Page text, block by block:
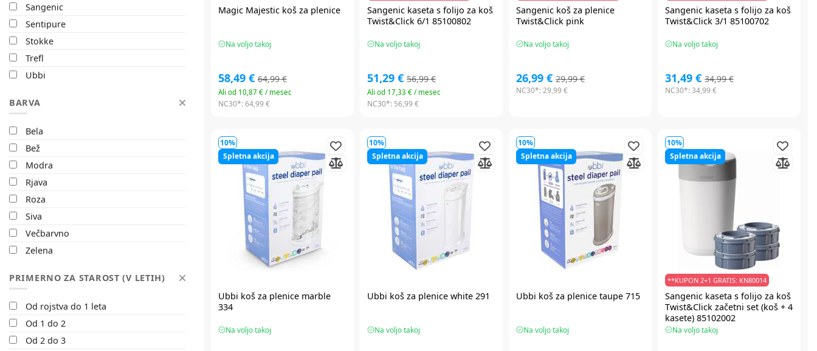
Sangenic
Sentipure
Stokke
Trefl
Ubbi
BARVA
Bela
Bež
Modra
Rjava
Roza
Siva
Večbarvno
Zelena
PRIMERNO ZA STAROST (V LETIH)
Od rojstva do 1 leta
Od 1 do 2
Od 2 do 3
Magic Majestic koš za plenice
Na voljo takoj
58,49 € 64,99 €
Ali od 10,87 € / mesec
NC30*:64,99 €
Sangenic kaseta s folijo za koš
Twist&Click 6/1 85100802
Na voljo takoj
51,29 € 56,99 €
Ali od 17,33 € / mesec
NC30*: 56,99 €
Sangenic koš za plenice
Twist&Click pink
Na voljo takoj
26,99 € 29,99 €
NC30*:29,99 €
Sangenic kaseta s folijo za koš
Twist&Click 3/1 85100702
Na voljo takoj
31,49 € 34,99 €
NC30*:34,99 €
10%
Spletna akcija
Ubbi koš za plenice marble
334
Na voljo takoj
10%
Spletna akcija
Ubbi koš za plenice white 291
Na voljo takoj
10%
Spletna akcija
Ubbi koš za plenice taupe 715
Na voljo takoj
10%
Spletna akcija
**KUPON 2+1 GRATIS: KN80014
Sangenic kaseta s folijo za koš
Twist&Click začetni set (koš + 4
kasete) 85102002
Na voljo takoj